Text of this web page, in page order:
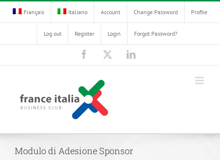
Français Italiano Account Change Password Profile
Log out Register Login Forgot Password?
Facebook LinkedIn
Modulo di Adesione Sponsor